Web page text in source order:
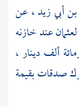
أبي زيد، عن
لعثمانعند خازنه
ألف دينار ،
صدقات بقيمة